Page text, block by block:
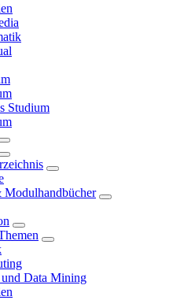
Studium
Modulhandbücher
Data Mining